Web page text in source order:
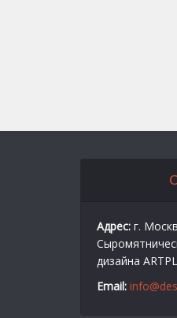
Адрес: г.
дизайна
Email: